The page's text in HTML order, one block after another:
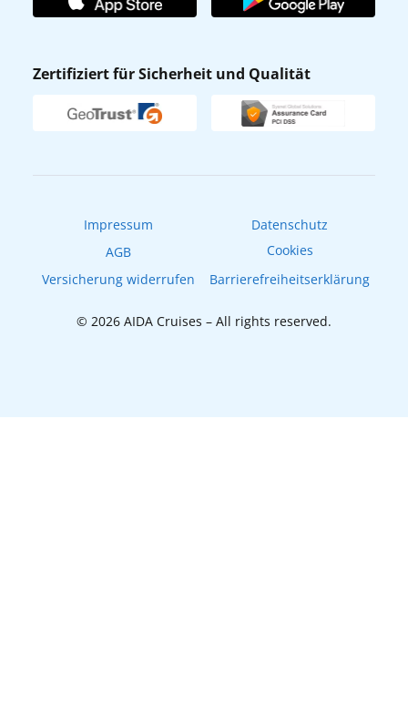
Affiliateprogramm
Verhaltens- & Ethikkodex
Newsletter
Zertifiziert für Sicherheit und Qualität
Impressum
Datenschutz
AGB
Cookies
Versicherung widerrufen
Barrierefreiheitserklärung
© 2026 AIDA Cruises – All rights reserved.